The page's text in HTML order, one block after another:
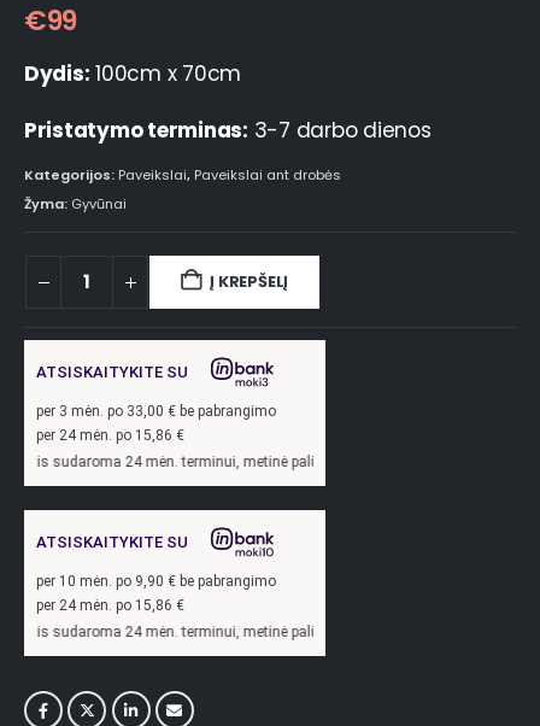
€99
Dydis: 100cm x 70cm
Pristatymo terminas: 3-7 darbo dienos
Kategorijos: Paveikslai, Paveikslai ant drobės
Žyma: Gyvūnai
Į KREPŠELĮ
ATSISKAITYKITE SU
per 3 mėn. po 33,00 € be pabrangimo
per 24 mėn. po 15,86 €
24 mėn. terminui, metinė palūkanų norma – 13,9
ATSISKAITYKITE SU
per 10 mėn. po 9,90 € be pabrangimo
per 24 mėn. po 15,86 €
24 mėn. terminui, metinė palūkanų norma – 13,9